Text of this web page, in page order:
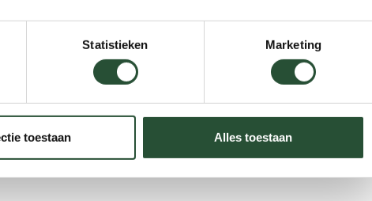
Statistieken Marketing
toestaan Alles toestaan